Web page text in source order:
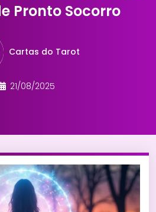
Pronto Socorro
Cartas do Tarot
21/08/2025